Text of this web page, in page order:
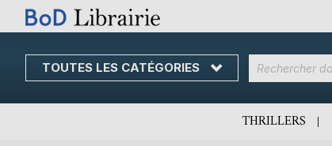
TOUTES LES CATÉGORIES
Skip
Content
THRILLERS